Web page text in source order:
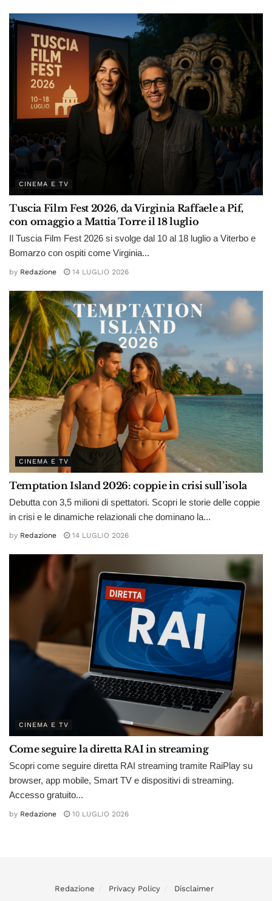
CINEMA E TV
Tuscia Film Fest 2026, da Virginia Raffaele a Pif,
con omaggio a Mattia Torre il 18 luglio
Il Tuscia Film Fest 2026 si svolge dal 10 al 18 luglio a Viterbo e
Bomarzo con ospiti come Virginia...
by Redazione 14 LUGLIO 2026
CINEMA E TV
Temptation Island 2026: coppie in crisi sull’isola
Debutta con 3,5 milioni di spettatori. Scopri le storie delle coppie
in crisi e le dinamiche relazionali che dominano la...
by Redazione 14 LUGLIO 2026
CINEMA E TV
Come seguire la diretta RAI in streaming
Scopri come seguire diretta RAI streaming tramite RaiPlay su
browser, app mobile, Smart TV e dispositivi di streaming.
Accesso gratuito...
by Redazione 10 LUGLIO 2026
Redazione Privacy Policy Disclaimer